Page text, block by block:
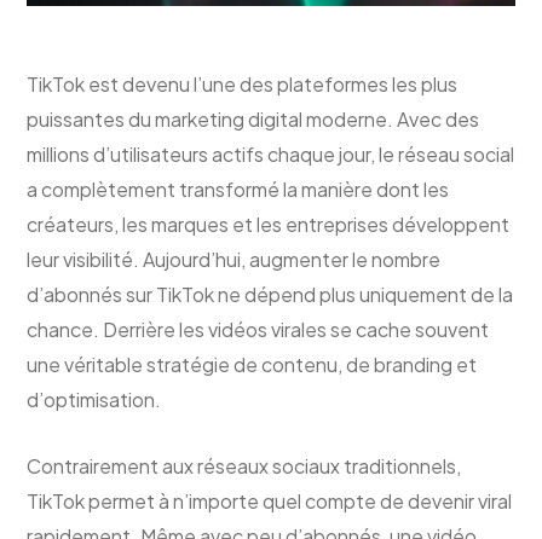
TikTok est devenu l’une des plateformes les plus
puissantes du marketing digital moderne. Avec des
millions d’utilisateurs actifs chaque jour, le réseau social
a complètement transformé la manière dont les
créateurs, les marques et les entreprises développent
leur visibilité. Aujourd’hui, augmenter le nombre
d’abonnés sur TikTok ne dépend plus uniquement de la
chance. Derrière les vidéos virales se cache souvent
une véritable stratégie de contenu, de branding et
d’optimisation.
Contrairement aux réseaux sociaux traditionnels,
TikTok permet à n’importe quel compte de devenir viral